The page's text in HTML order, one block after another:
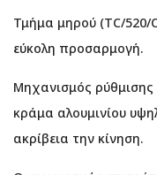
Τμήμα μηρού (TC/520/
εύκολη προσαρμογή.
Μηχανισμός
κράμα αλουμινίου
ακρίβεια την κίνηση.